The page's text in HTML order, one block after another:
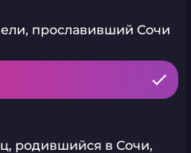
прославивший Сочи
родившийся в Сочи,